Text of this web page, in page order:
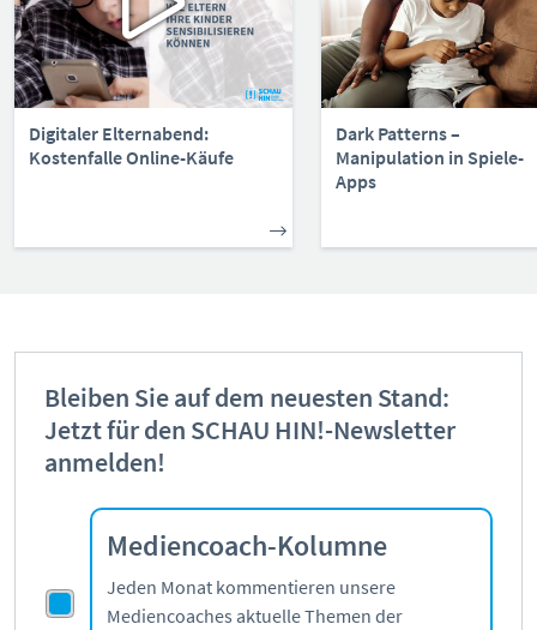
Digitaler Elternabend:
Kostenfalle Online-Käufe
Dark Patterns –
Manipulation in Spiele-
Apps
Bleiben Sie auf dem neuesten Stand:
Jetzt für den SCHAU HIN!-Newsletter
anmelden!
Mediencoach-Kolumne
Jeden Monat kommentieren unsere
Mediencoaches aktuelle Themen der